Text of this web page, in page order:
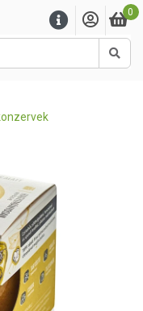
0